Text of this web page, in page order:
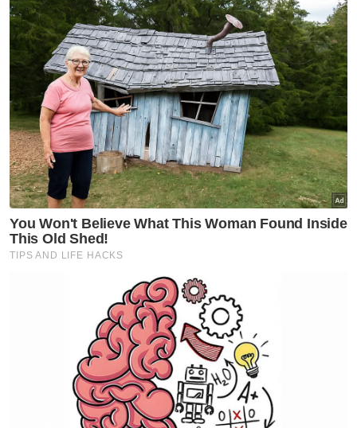
Beliau berkata, antaranya Malaysia
mempunyai infrastruktur pelancongan Islam
dan hospitaliti mesra Muslim yang
dibangunkan dengan baik termasuk pilihan
hotel, restoran, produk serta perkhidmatan
yang disahkan halal.
"Keyakinan terhadap industri halal di Malaysia
juga menjadi antara pemacu utama kepada
segmen pelancongan Islam ini melalui
kepelbagaian makanan dan minuman yang
diyakini halal, festival makanan dan
pengalaman kulinari menarik yang
"Perkembangan ini juga disokong oleh
bantuan kerajaan yang giat mempromosikan
pelancongan Islam melalui inisiatif yang
dibangunkan oleh agensi-agensi seperti
Tourism Malaysia, Islamic Tourism Centre